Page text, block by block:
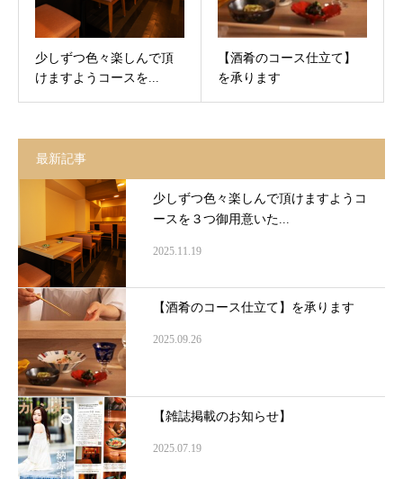
少しずつ色々楽しんで頂
けますようコースを...
【酒肴のコース仕立て】
を承ります
最新記事
少しずつ色々楽しんで頂けますようコ
ースを３つ御用意いた...
2025.11.19
【酒肴のコース仕立て】を承ります
2025.09.26
【雑誌掲載のお知らせ】
2025.07.19